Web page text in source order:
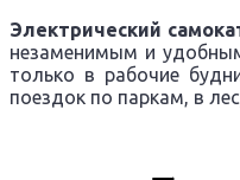
Электрический
незаменимым и
только в рабочие
поездок по паркам, в